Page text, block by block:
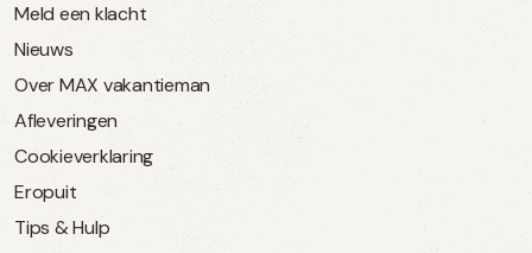
Meld een klacht
Nieuws
Over MAX vakantieman
Afleveringen
Cookieverklaring
Eropuit
Tips & Hulp